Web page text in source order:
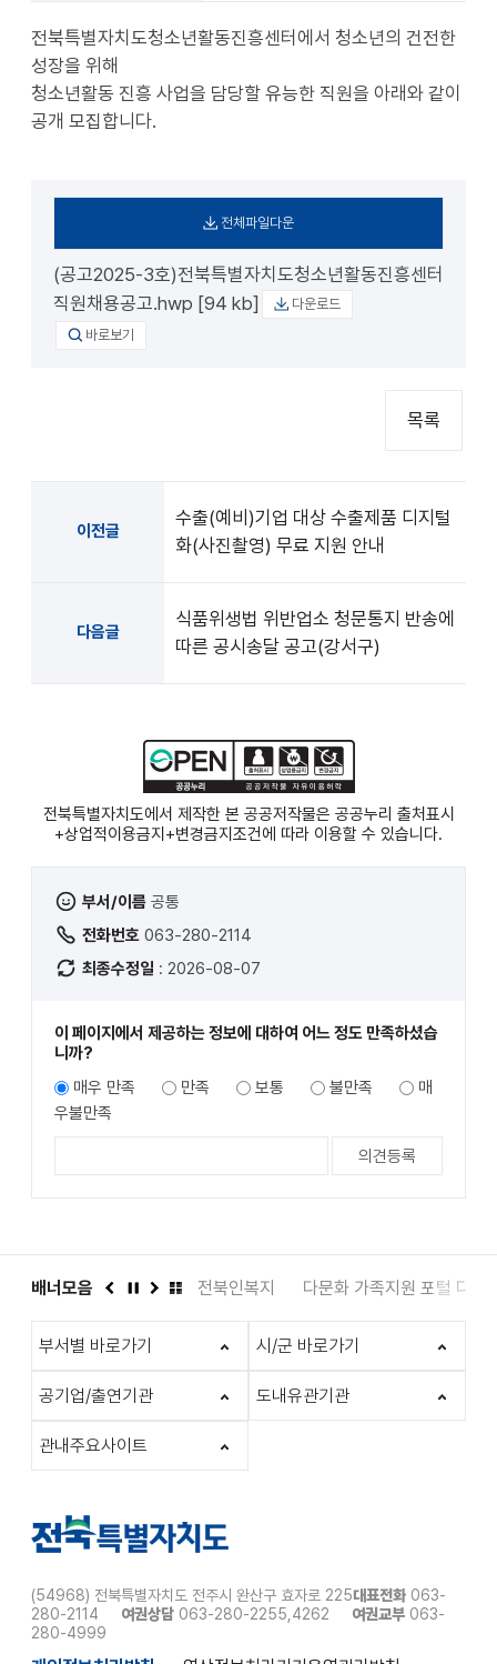
전북특별자치도청소년활동진흥센터에서 청소년의 건전한
성장을 위해
청소년활동 진흥 사업을 담당할 유능한 직원을 아래와 같이
공개 모집합니다.
전체파일다운
(공고2025-3호)전북특별자치도청소년활동진흥센터
직원채용공고.hwp [94 kb]
다운로드
바로보기
목록
이전글
수출(예비)기업 대상 수출제품 디지털
화(사진촬영) 무료 지원 안내
다음글
식품위생법 위반업소 청문통지 반송에
따른 공시송달 공고(강서구)
전북특별자치도에서 제작한 본 공공저작물은 공공누리 출처표시
+상업적이용금지+변경금지 조건에 따라 이용할 수 있습니다.
부서/이름 공통
전화번호 063-280-2114
최종수정일 : 2026-08-07
이 페이지에서 제공하는 정보에 대하여 어느 정도 만족하셨습
니까?
매우 만족
만족 보통 불만족
매
우불만족
배너모음
서관 인권상담 1331 전북인복지 다문화 가족지원 포털 다누
부서별 바로가기 시/군 바로가기
공기업/출연기관 도내유관기관
관내주요사이트
(54968) 전북특별자치도 전주시 완산구 효자로 225대표전화 063-
280-2114
여권상담 063-280-2255,4262 여권교부 063-
280-4999